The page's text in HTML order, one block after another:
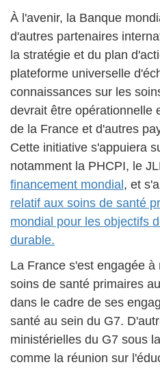
À l'avenir, la Banque
d'autres partenaires
la stratégie et du plan
plateforme universelle
connaissances sur les
devrait être opérationnelle
de la France et d'autres
Cette initiative s'appuiera
notamment la PHCPI, le
financement mondial , et
relatif aux soins de santé
mondial pour les objectifs
durable.
La France s'est engagée
soins de santé primaires
dans le cadre de ses
santé au sein du G7.
ministérielles du G7 sous
comme la réunion sur